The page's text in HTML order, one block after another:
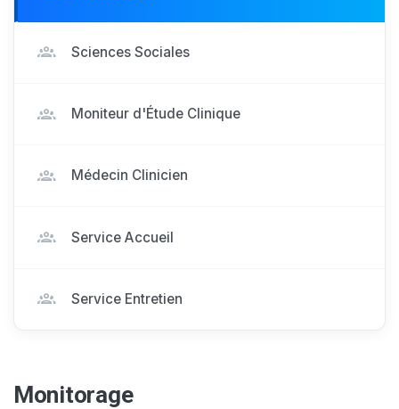
Sciences Sociales
Moniteur d'Étude Clinique
Médecin Clinicien
Service Accueil
Service Entretien
Monitorage